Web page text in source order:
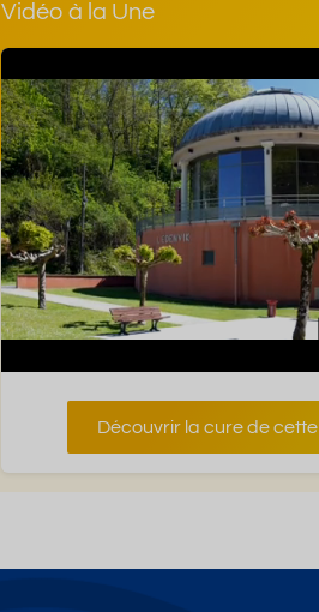
Vidéo à la Une
Découvrir la cure de